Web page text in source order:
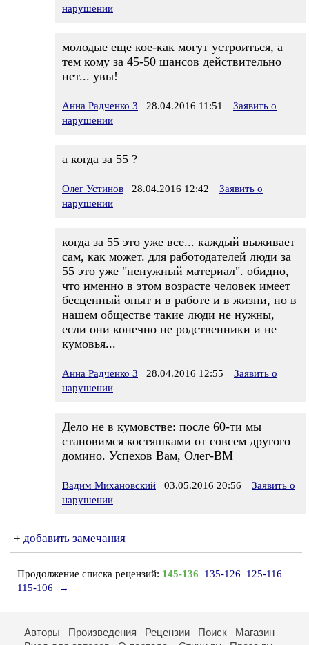
нарушении
молодые еще кое-как могут устроиться, а
тем кому за 45-50 шансов действительно
нет... увы!
Анна Радченко 3 28.04.2016 11:51
Заявить о
нарушении
а когда за 55 ?
Олег Устинов 28.04.2016 12:42
Заявить о
нарушении
когда за 55 это уже все... каждый выживает
сам, как может. для работодателей люди за
55 это уже "ненужный материал". обидно,
что именно в этом возрасте человек имеет
бесценный опыт и в работе и в жизни, но в
нашем обществе такие люди не нужны,
если они конечно не родственники и не
кумовья...
Анна Радченко 3 28.04.2016 12:55
Заявить о
нарушении
Дело не в кумовстве: после 60-ти мы
становимся костяшками от совсем другого
домино. Успехов Вам, Олег-ВМ
Вадим Михановский 03.05.2016 20:56
Заявить о
нарушении
+ добавить замечания
Продолжение списка рецензий: 145-136 135-126
125-116
115-106
→
Авторы Произведения Рецензии Поиск
Магазин